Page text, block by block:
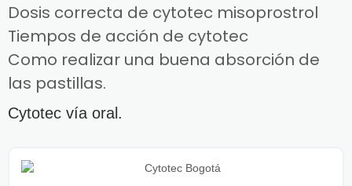
Dosis correcta de cytotec misoprostrol
Tiempos de acción de cytotec
Como realizar una buena absorción de
las pastillas.
Cytotec vía oral.